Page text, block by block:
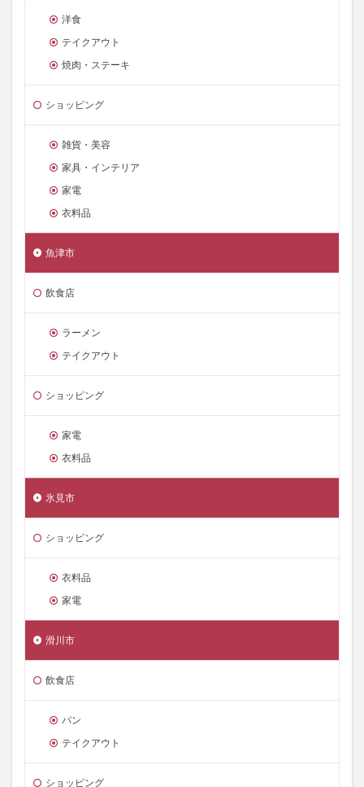
洋食
テイクアウト
焼肉・ステーキ
ショッピング
雑貨・美容
家具・インテリア
家電
衣料品
魚津市
飲食店
ラーメン
テイクアウト
ショッピング
家電
衣料品
氷見市
ショッピング
衣料品
家電
滑川市
飲食店
パン
テイクアウト
ショッピング